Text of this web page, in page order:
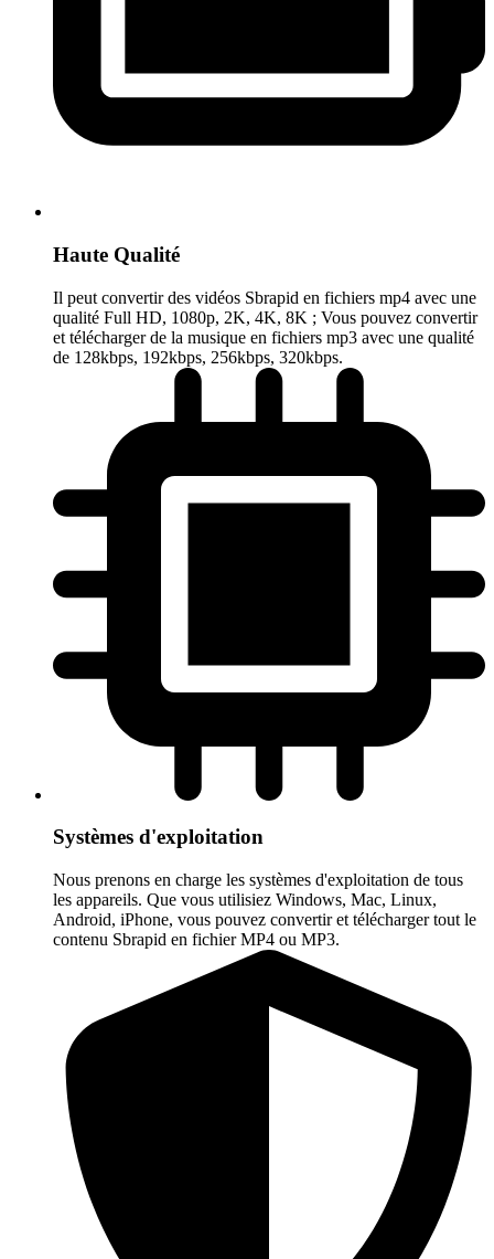
Haute Qualité
Il peut convertir des vidéos Sbrapid en fichiers mp4 avec une
qualité Full HD, 1080p, 2K, 4K, 8K ; Vous pouvez convertir
et télécharger de la musique en fichiers mp3 avec une qualité
de 128kbps, 192kbps, 256kbps, 320kbps.
Systèmes d'exploitation
Nous prenons en charge les systèmes d'exploitation de tous
les appareils. Que vous utilisiez Windows, Mac, Linux,
Android, iPhone, vous pouvez convertir et télécharger tout le
contenu Sbrapid en fichier MP4 ou MP3.